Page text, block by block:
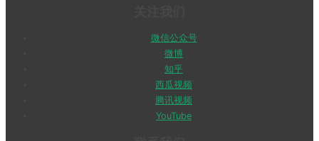
微信公众号
微博
知乎
西瓜视频
腾讯视频
YouTube